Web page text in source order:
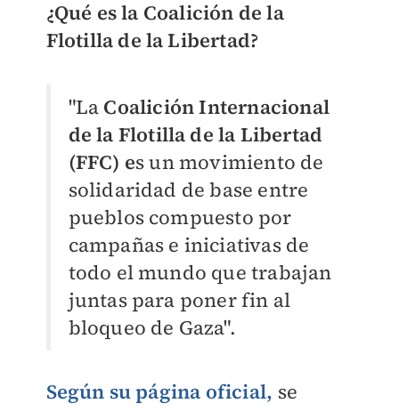
¿Qué es la Coalición de la
Flotilla de la Libertad?
"La Coalición Internacional
de la Flotilla de la Libertad
(FFC) es un movimiento de
solidaridad de base entre
pueblos compuesto por
campañas e iniciativas de
todo el mundo que trabajan
juntas para poner fin al
bloqueo de Gaza".
Según su página oficial, se